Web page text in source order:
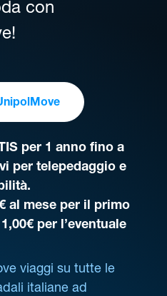
con
per 1 anno fino a
per telepedaggio e
al mese per il primo
per l’eventuale
viaggi su tutte le
italiane ad